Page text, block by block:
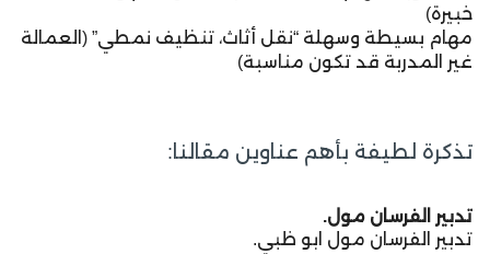
خبيرة)
مهام بسيطة وسهلة “نقل أثاث، تنظيف نمطي” (العمالة
غير المدربة قد تكون مناسبة)
تذكرة لطيفة بأهم عناوين مقالنا:
تدبير الفرسان مول.
تدبير الفرسان مول ابو ظبي.